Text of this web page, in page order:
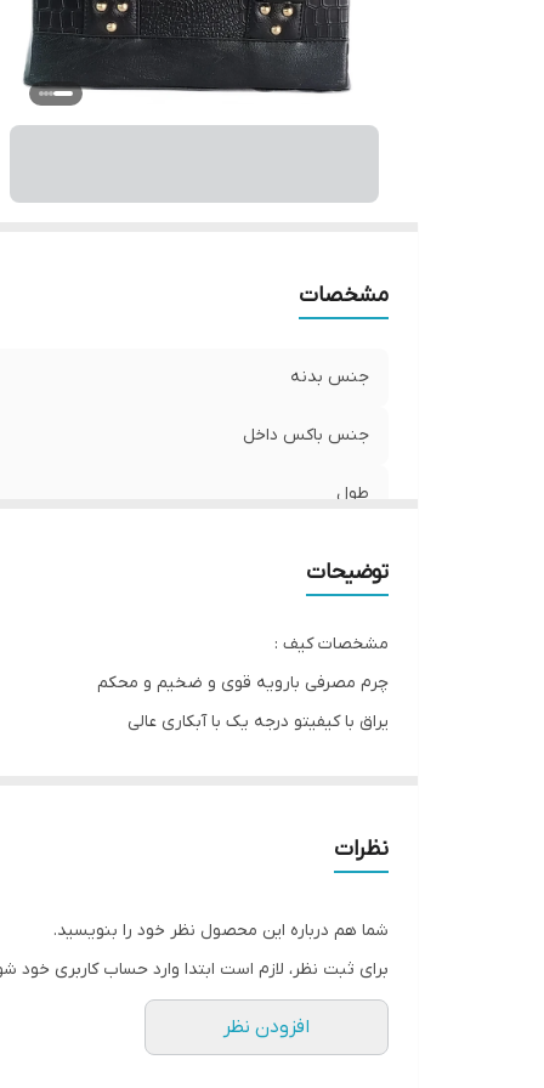
مشخصات
جنس بدنه
جنس باکس داخل
طول
توضیحات
مشخصات کیف :
چرم مصرفی بارویه قوی و ضخیم و محکم
یراق با کیفیتو درجه یک با آبکاری عالی
چوب سه میل درجه یک تایلندی
آسترپارچه ای درجه یک
نظرات
شما هم درباره این محصول نظر خود را بنویسید.
برای ثبت نظر، لازم است ابتدا وارد حساب کاربری خود
افزودن نظر